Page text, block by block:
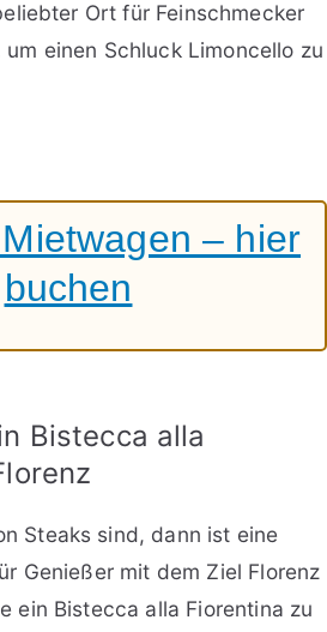
Ort für Feinschmecker
einen Schluck Limoncello zu
– hier
buchen
Bistecca alla
Steaks sind, dann ist eine
Genießer mit dem Ziel Florenz
ein Bistecca alla Fiorentina zu